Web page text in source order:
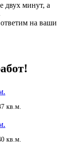
двух минут, а
на ваши
кв.м.
кв.м.